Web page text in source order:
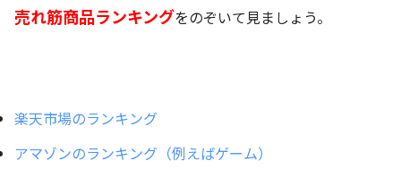
売れ筋商品ランキングをのぞいて見ましょう。
楽天市場のランキング
アマゾンのランキング（例えばゲーム）